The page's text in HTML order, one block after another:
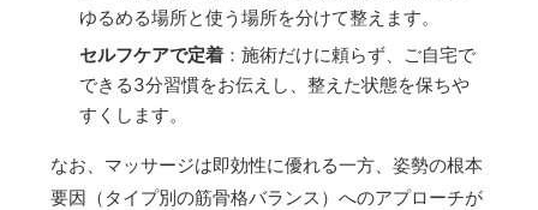
ゆるめる場所と使う場所を分けて整えます。
セルフケアで定着 ：施術だけに頼らず、ご自宅で
できる3分習慣をお伝えし、整えた状態を保ちや
すくします。
なお、マッサージは即効性に優れる一方、姿勢の根本
要因（タイプ別の筋骨格バランス）へのアプローチが